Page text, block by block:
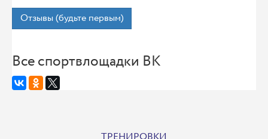
Отзывы (будьте первым)
Все спортвлощадки ВК